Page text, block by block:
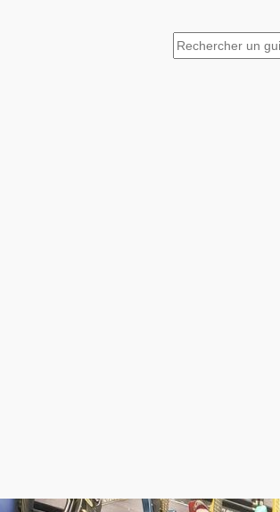
Rechercher